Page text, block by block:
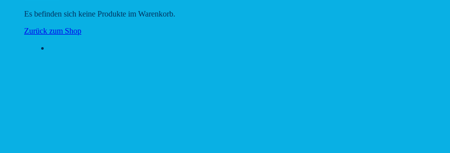
Es befinden sich keine Produkte im Warenkorb.
Zurück zum Shop